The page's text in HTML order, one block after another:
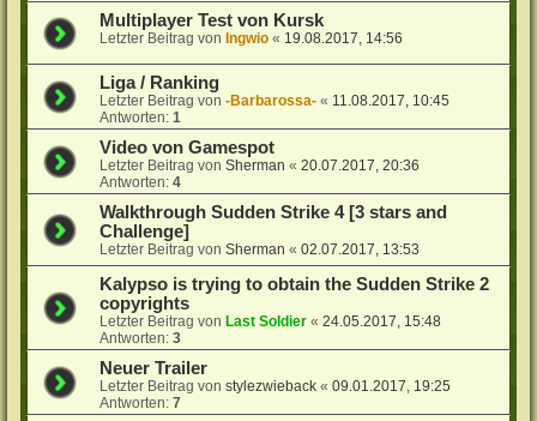
Multiplayer Test von Kursk
Letzter Beitrag vonIngwio « 19.08.2017, 14:56
Liga / Ranking
Letzter Beitrag von-Barbarossa- « 11.08.2017, 10:45
Antworten:1
Video von Gamespot
Letzter Beitrag vonSherman «20.07.2017, 20:36
Antworten:4
Walkthrough Sudden Strike 4 [3 stars and
Challenge]
Letzter Beitrag vonSherman «02.07.2017, 13:53
Kalypso is trying to obtain the Sudden Strike 2
copyrights
Letzter Beitrag vonLast Soldier «24.05.2017, 15:48
Antworten:3
Neuer Trailer
Letzter Beitrag vonstylezwieback «09.01.2017, 19:25
Antworten:7